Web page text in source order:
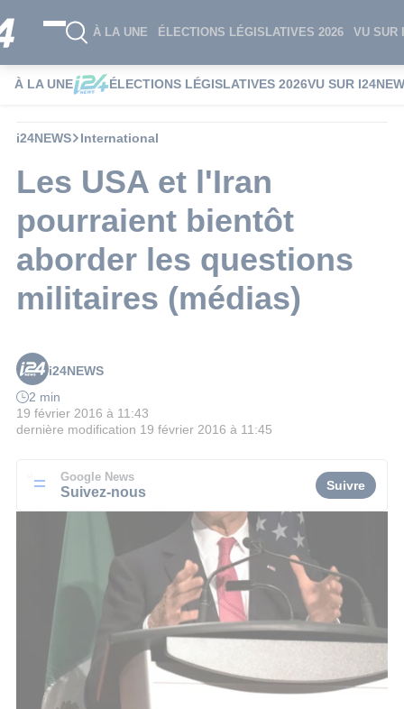
À LA UNE ÉLECTIONS LÉGISLATIVES 2026 VU SUR
À LA UNE ÉLECTIONS LÉGISLATIVES 2026VU SUR
i24NEWS International
Les USA et l'Iran
pourraient bientôt
aborder les questions
militaires (médias)
i24NEWS
2 min
19 février 2016 à 11:43
dernière modification 19 février 2016 à 11:45
Google News
Suivez-nous Suivre